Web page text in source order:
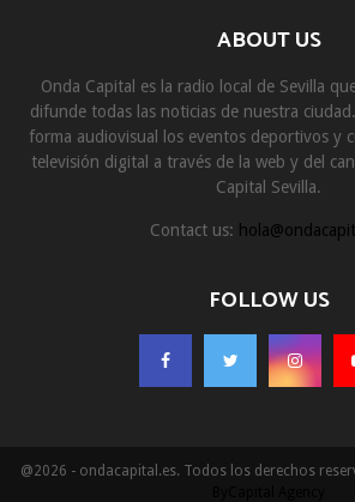
ABOUT US
Onda Capital es la radio local de Sevilla
difunde todas las noticias de nuestra
forma audiovisual los eventos deportivos y
televisión digital a través de la web y del
Capital Sevilla.
Contact us:
FOLLOW US
@2026 - ondacapital.es. Todos los derechos